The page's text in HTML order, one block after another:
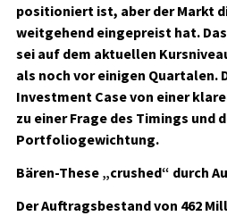
positioniert ist, aber der Markt
weitgehend eingepreist hat.
sei auf dem aktuellen
als noch vor einigen Quartalen.
Investment Case von einer
zu einer Frage des Timings und
Portfoliogewichtung.
Bären-These „crushed“ durch
Der Auftragsbestand von 462